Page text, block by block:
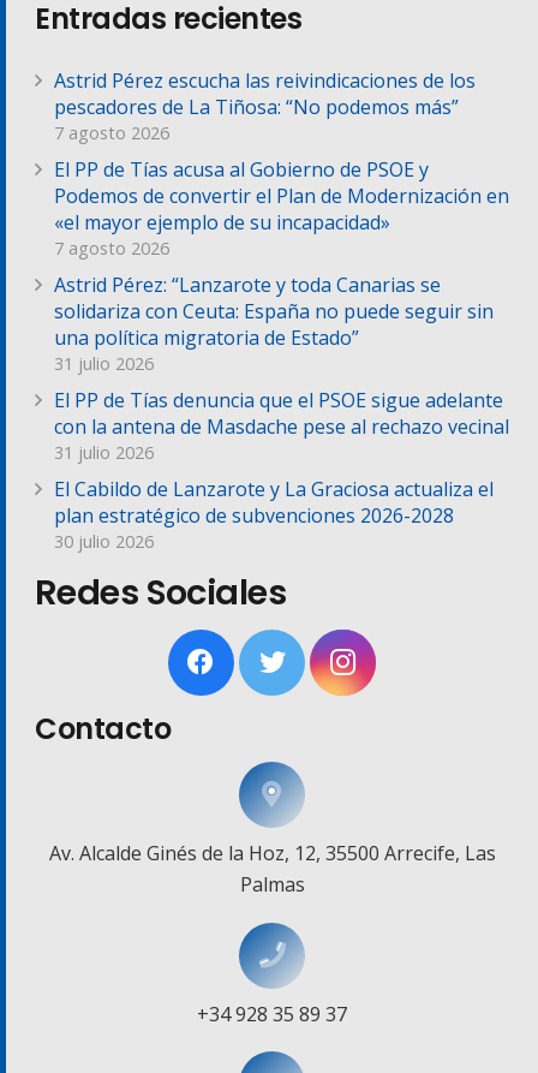
Entradas recientes
Astrid Pérez escucha las reivindicaciones de los
pescadores de La Tiñosa: “No podemos más”
7 agosto 2026
El PP de Tías acusa al Gobierno de PSOE y
Podemos de convertir el Plan de Modernización en
«el mayor ejemplo de su incapacidad»
7 agosto 2026
Astrid Pérez: “Lanzarote y toda Canarias se
solidariza con Ceuta: España no puede seguir sin
una política migratoria de Estado”
31 julio 2026
El PP de Tías denuncia que el PSOE sigue adelante
con la antena de Masdache pese al rechazo vecinal
31 julio 2026
El Cabildo de Lanzarote y La Graciosa actualiza el
plan estratégico de subvenciones 2026-2028
30 julio 2026
Redes Sociales
Contacto
Av. Alcalde Ginés de la Hoz, 12, 35500 Arrecife, Las
Palmas
+34 928 35 89 37